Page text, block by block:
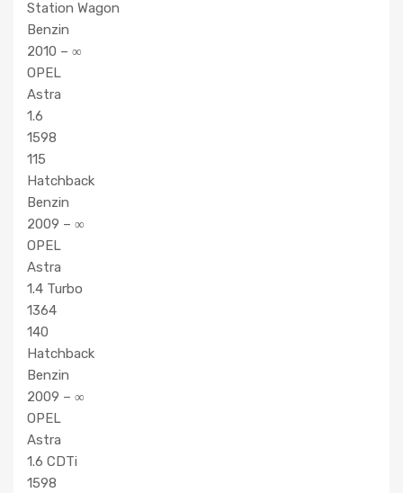
Station Wagon
Benzin
2010 – ∞
OPEL
Astra
1.6
1598
115
Hatchback
Benzin
2009 – ∞
OPEL
Astra
1.4 Turbo
1364
140
Hatchback
Benzin
2009 – ∞
OPEL
Astra
1.6 CDTi
1598